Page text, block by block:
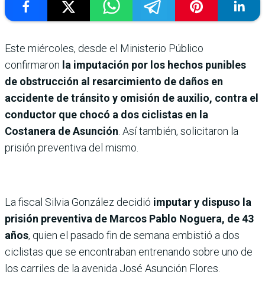
Este miércoles, desde el Ministerio Público
confirmaron la imputación por los hechos punibles
de obstrucción al resarcimiento de daños en
accidente de tránsito y omisión de auxilio, contra el
conductor que chocó a dos ciclistas en la
Costanera de Asunción. Así también, solicitaron la
prisión preventiva del mismo.
La fiscal Silvia González decidió imputar y dispuso la
prisión preventiva de Marcos Pablo Noguera, de 43
años, quien el pasado fin de semana embistió a dos
ciclistas que se encontraban entrenando sobre uno de
los carriles de la avenida José Asunción Flores.